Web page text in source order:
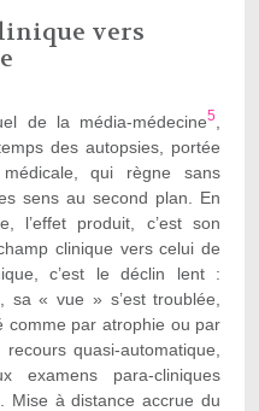
vers
de la média-médecine5
des autopsies, portée
médicale, qui règne sans
sens au second plan. En
l’effet produit, c’est son
clinique vers celui de
c’est le déclin lent :
sa « vue » s’est troublée,
comme par atrophie ou par
quasi-automatique,
examens para-cliniques
Mise à distance accrue du